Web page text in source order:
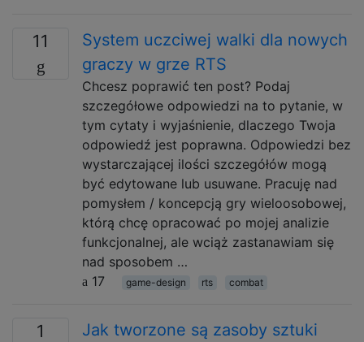
11
System uczciwej walki dla nowych
graczy w grze RTS
Chcesz poprawić ten post? Podaj
szczegółowe odpowiedzi na to pytanie, w
tym cytaty i wyjaśnienie, dlaczego Twoja
odpowiedź jest poprawna. Odpowiedzi bez
wystarczającej ilości szczegółów mogą
być edytowane lub usuwane. Pracuję nad
pomysłem / koncepcją gry wieloosobowej,
którą chcę opracować po mojej analizie
funkcjonalnej, ale wciąż zastanawiam się
nad sposobem …
17
game-design rts combat
1
Jak tworzone są zasoby sztuki